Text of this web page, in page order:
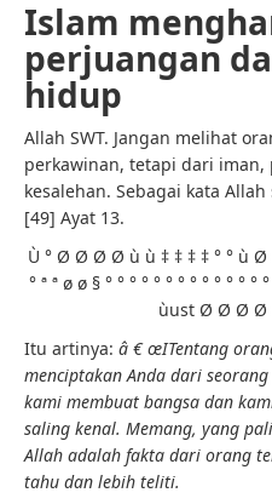
Islam
perjuangan
hidup
Allah SWT. Jangan melihat
perkawinan, tetapi dari iman,
kesalehan. Sebagai kata
[49] Ayat 13.
Ù ° Ø Ø Ø Ø ù ù ‡ ‡ ‡ ‡ ° °
° ª ª ø ø § ° ° ° ° ° ° ° ° ° ° ° °
ùust Ø Ø Ø Ø
Itu artinya: â € œITentang
menciptakan Anda dari
kami membuat bangsa dan
saling kenal. Memang, yang
Allah adalah fakta dari orang
tahu dan lebih teliti.